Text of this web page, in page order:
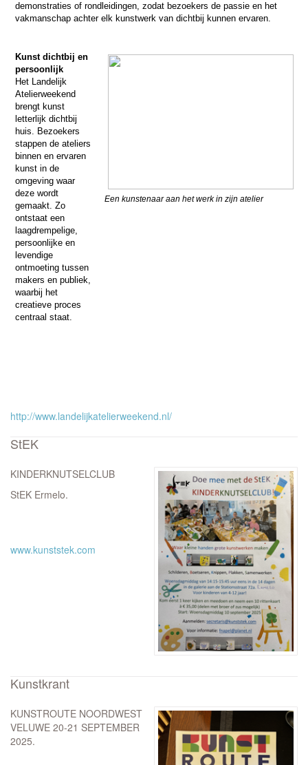
demonstraties of rondleidingen, zodat bezoekers de passie en het
vakmanschap achter elk kunstwerk van dichtbij kunnen ervaren.
Kunst dichtbij en
persoonlijk
Het Landelijk
Atelierweekend
brengt kunst
letterlijk dichtbij
huis. Bezoekers
stappen de ateliers
binnen en ervaren
kunst in de
omgeving waar
deze wordt
gemaakt. Zo
ontstaat een
laagdrempelige,
persoonlijke en
levendige
ontmoeting tussen
makers en publiek,
waarbij het
creatieve proces
centraal staat.
Een kunstenaar aan het werk in zijn atelier
http://www.landelijkatelierweekend.nl/
StEK
KINDERKNUTSELCLUB
StEK Ermelo.
www.kunststek.com
Kunstkrant
KUNSTROUTE NOORDWEST
VELUWE 20-21 SEPTEMBER
2025.